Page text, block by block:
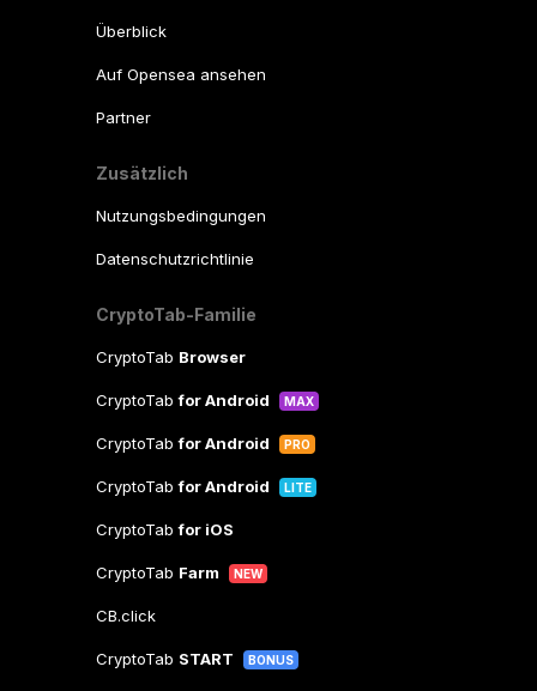
Überblick
Auf Opensea ansehen
Partner
Zusätzlich
Nutzungsbedingungen
Datenschutzrichtlinie
CryptoTab-Familie
CryptoTab Browser
CryptoTabfor Android MAX
CryptoTabfor Android PRO
CryptoTabfor Android LITE
CryptoTabfor iOS
CryptoTab Farm NEW
CB.click
CryptoTab START BONUS